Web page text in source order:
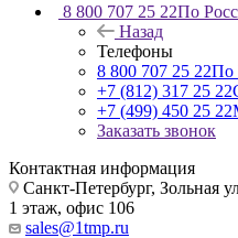
8 800 707 25 22По
Назад
Телефоны
8 800 707 25 22По
+7 (812) 317 25 22
+7 (499) 450 25 22
Заказать звонок
Контактная информация
Санкт-Петербург, Зольная
1 этаж, офис 106
sales@1tmp.ru